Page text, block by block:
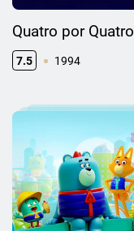
Quatro por Quatro
7.5 1994